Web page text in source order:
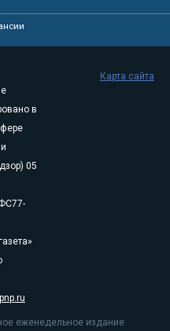
в
05
еженедельное издание
Карта сайта